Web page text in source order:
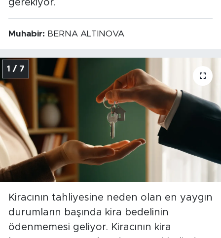
gerekiyor.
Muhabir: BERNA ALTINOVA
1 / 7
Kiracının tahliyesine neden olan en yaygın
durumların başında kira bedelinin
ödenmemesi geliyor. Kiracının kira